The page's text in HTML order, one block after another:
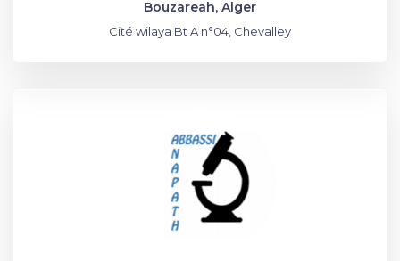
Bouzareah, Alger
Cité wilaya Bt A n°04, Chevalley